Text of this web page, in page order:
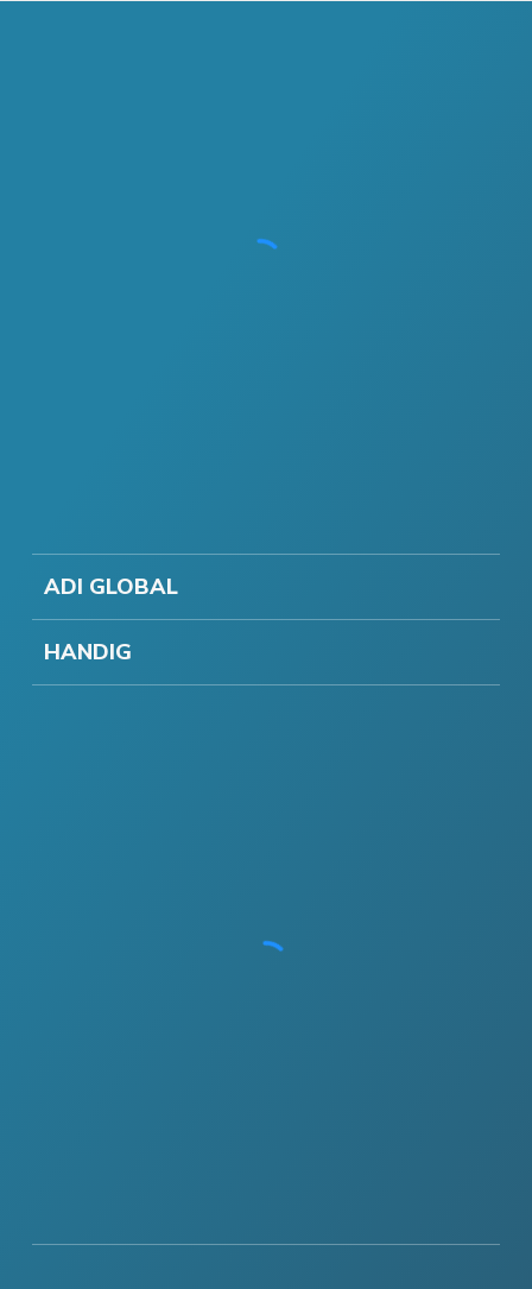
ADI GLOBAL
HANDIG